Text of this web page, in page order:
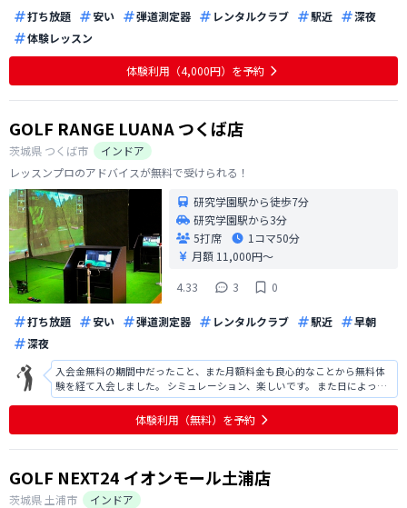
打ち放題 安い 弾道測定器 レンタルクラブ 駅近
深夜
体験レッスン
体験利用（4,000円）を予約
GOLF RANGE LUANA つくば店
茨城県 つくば市
インドア
レッスンプロのアドバイスが無料で受けられる！
研究学園駅から徒歩7分
研究学園駅から3分
5打席
1コマ50分
月額 11,000円〜
4.33
3 0
打ち放題 安い 弾道測定器 レンタルクラブ 駅近
早朝
深夜
入会金無料の期間中だったこと、また月額料金も良心的なことから無料体
験を経て入会しました。 シミュレーション、楽しいです。 また日によって
は、レッスンプロの指導も受けられます。打ちっぱなしよりコストパフォ
ーマンスは数段上です。 改造箇所の指摘を受け、数値と画像で改善効果が
確認できる。 来てよかったで
体験利用（無料）を予約
GOLF NEXT24 イオンモール土浦店
茨城県 土浦市
インドア